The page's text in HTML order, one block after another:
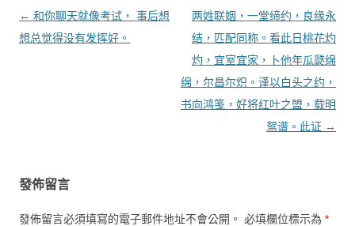
文章導覽
← 和你聊天就像考试， 事后想
想总觉得没有发挥好。
两姓联姻，一堂缔约，良缘永
结，匹配同称。看此日桃花灼
灼，宜室宜家，卜他年瓜瓞绵
绵，尔昌尔炽。谨以白头之约，
书向鸿笺，好将红叶之盟，载明
鸳谱。此证 →
發佈留言
發佈留言必須填寫的電子郵件地址不會公開。 必填欄位標示為 *